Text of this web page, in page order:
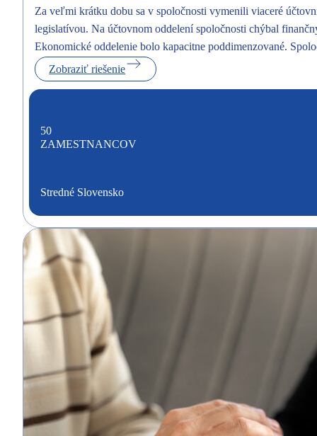
Za veľmi krátku dobu sa v spoločnosti vymenili viaceré
legislatívou. Na účtovnom oddelení spoločnosti chýbal
Ekonomické oddelenie bolo kapacitne poddimenzované.
Zobraziť riešenie
50
ZAMESTNANCOV
Stredné Slovensko